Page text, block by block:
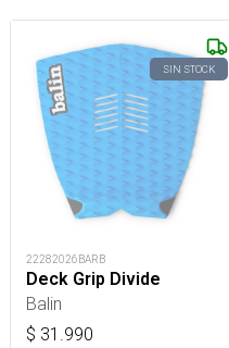
SIN STOCK
22282026BARB
Deck Grip Divide
Balin
$ 31.990